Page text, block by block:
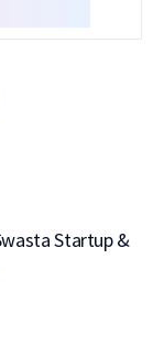
Startup &